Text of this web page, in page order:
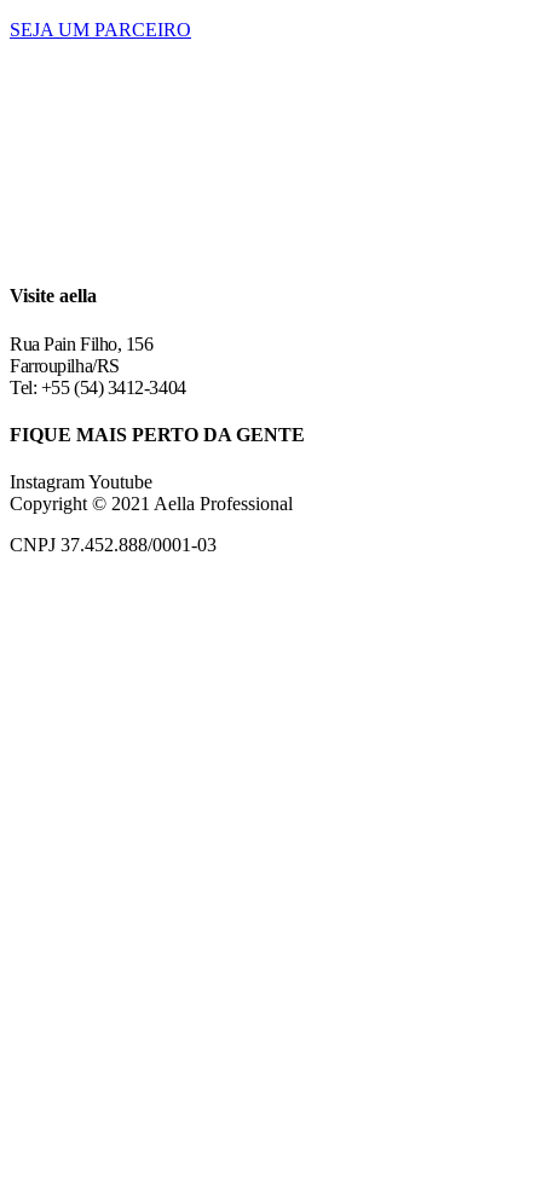
SEJA UM PARCEIRO
Visite aella
Rua Pain Filho, 156
Farroupilha/RS
Tel: +55 (54) 3412-3404
FIQUE MAIS PERTO DA GENTE
InstagramYoutube
Copyright © 2021 Aella Professional
CNPJ 37.452.888/0001-03